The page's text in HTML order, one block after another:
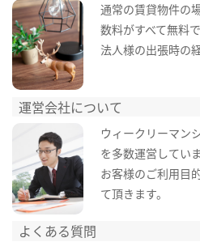
通常の賃貸物件の
数料がすべて無料
法人様の出張時の
運営会社について
ウィークリーマン
を多数運営していま
お客様のご利用目
て頂きます。
よくある質問